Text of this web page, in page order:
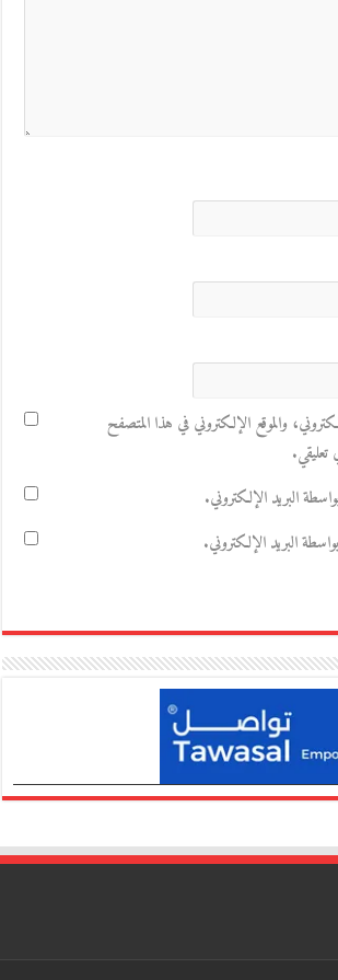
والموقع الإلكتروني في هذا المتصفح
تعليقي.
البريد الإلكتروني.
البريد الإلكتروني.